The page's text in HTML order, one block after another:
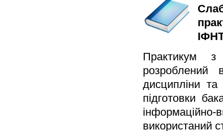
Практикум з
розроблений
дисципліни
підготовки
використаний